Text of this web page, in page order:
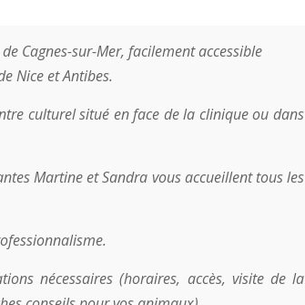
Cagnes-sur-Mer, facilement accessible
Nice et Antibes.
culturel situé en face de la clinique ou dans
Martine et Sandra vous accueillent tous les
nécessaires (horaires, accès, visite de la